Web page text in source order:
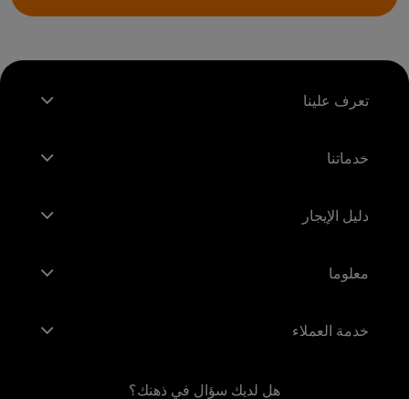
تعرف علينا
خدماتنا
دليل الإيجار
معلوما
خدمة العملاء
هل لديك سؤال في ذهنك؟